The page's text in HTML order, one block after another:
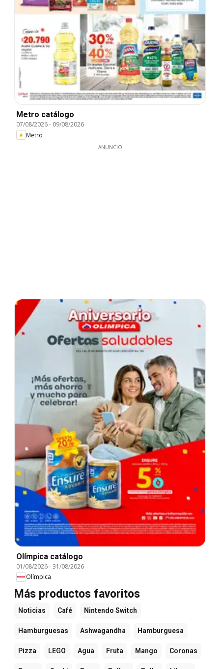
Metro catálogo
07/08/2026- 09/08/2026
Metro
ANUNCIO
Olímpica catálogo
01/08/2026-31/08/2026
Olímpica
Más productos favoritos
Noticias Café Nintendo Switch
Hamburguesas Ashwagandha Hamburguesa
Pizza LEGO Agua Fruta Mango Coronas